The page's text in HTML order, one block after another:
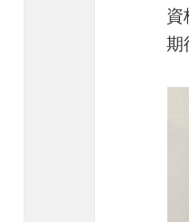
資
期